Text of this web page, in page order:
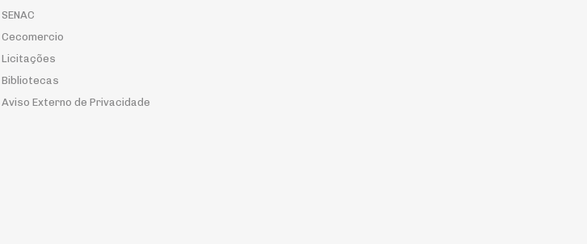
SENAC
Cecomercio
Licitações
Bibliotecas
Aviso Externo de Privacidade